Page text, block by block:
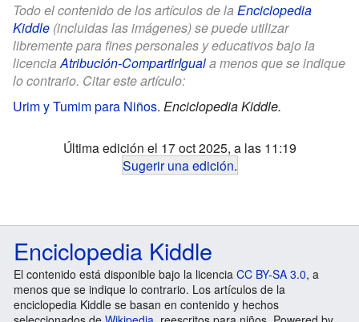
Todo el contenido de los artículos de la Enciclopedia
Kiddle (incluidas las imágenes) se puede utilizar
libremente para fines personales y educativos bajo la
licenciaAtribución-CompartirIguala menos que se indique
lo contrario. Citar este artículo:
Urim y Tumim para Niños. Enciclopedia Kiddle.
Última edición el 17 oct 2025, a las 11:19
Sugerir una edición.
Enciclopedia Kiddle
El contenido está disponible bajo la licencia CC BY-SA 3.0, a
menos que se indique lo contrario. Los artículos de la
enciclopedia Kiddle se basan en contenido y hechos